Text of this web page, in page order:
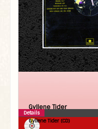
Gyllene Tider
Gyllene Tider (CD)
Details